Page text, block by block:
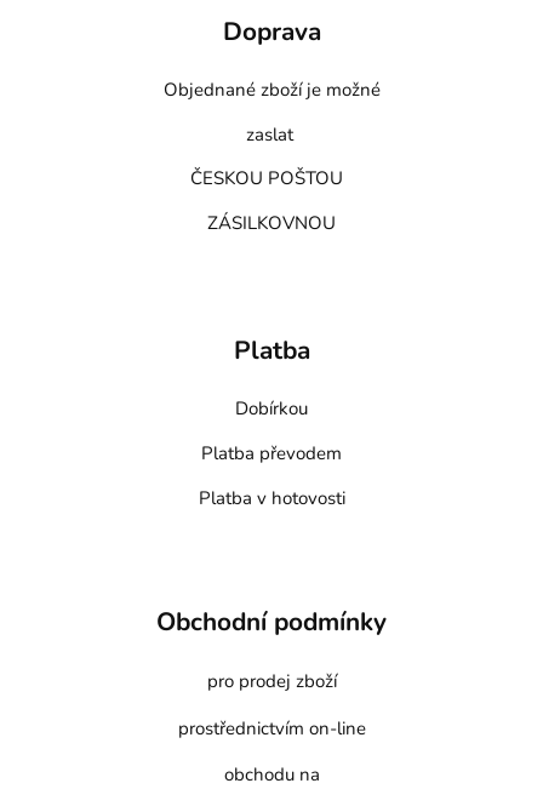
Doprava
Objednané zboží je možné
zaslat
ČESKOU POŠTOU
ZÁSILKOVNOU
Platba
Dobírkou
Platba převodem
Platba v hotovosti
Obchodní podmínky
pro prodej zboží
prostřednictvím on-line
obchodu na